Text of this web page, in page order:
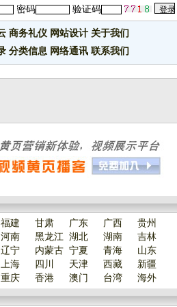
密码 验证码
商务礼仪 网站设计 关于我们
分类信息 网络通讯 联系我们
福建 甘肃 广东 广西
贵州
河南
黑龙江 湖北 湖南
吉林
辽宁
内蒙古 宁夏 青海
山东
上海
四川 天津 西藏
新疆
重庆
香港 澳门 台湾 海外